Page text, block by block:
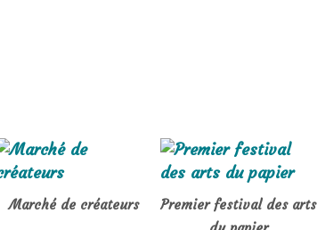
Marché de créateurs
Premier festival des arts